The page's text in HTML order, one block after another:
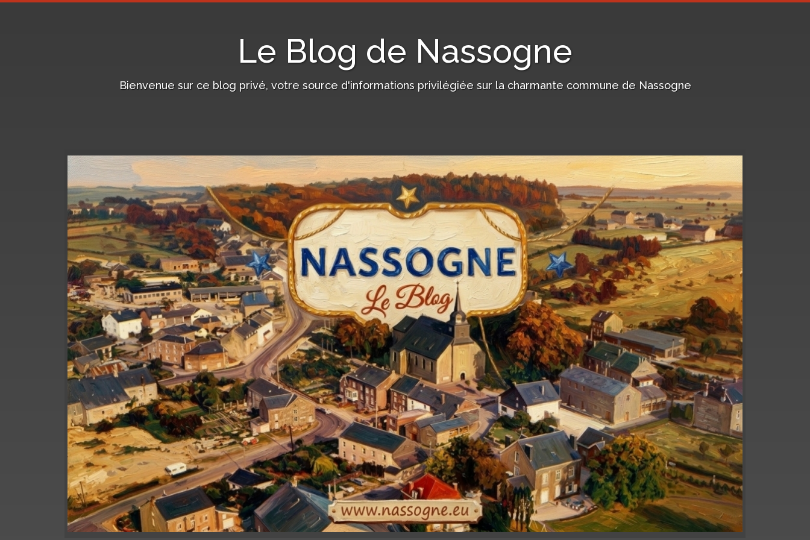
Le Blog de Nassogne
Bienvenue sur ce blog privé, votre source d'informations privilégiée sur la charmante commune de Nassogne